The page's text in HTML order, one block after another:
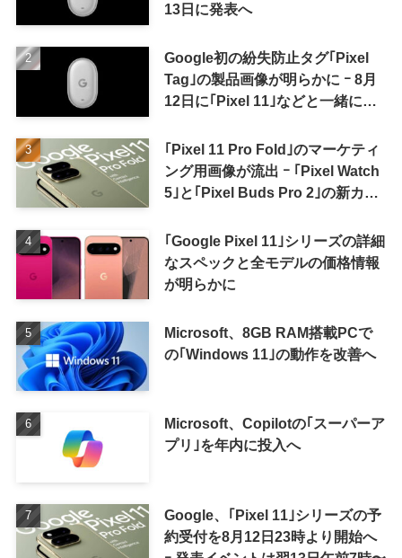
13日に発表へ
Google初の紛失防止タグ｢Pixel
Tag｣の製品画像が明らかに ｰ 8月
12日に｢Pixel 11｣などと一緒に発
｢Pixel 11 Pro Fold｣のマーケティ
ング用画像が流出 ｰ ｢Pixel Watch
5｣と｢Pixel Buds Pro 2｣の新カラ
｢Google Pixel 11｣シリーズの詳細
なスペックと全モデルの価格情報
が明らかに
Microsoft、8GB RAM搭載PCで
の｢Windows 11｣の動作を改善へ
Microsoft、Copilotの｢スーパーア
プリ｣を年内に投入へ
Google、｢Pixel 11｣シリーズの予
約受付を8月12日23時より開始へ